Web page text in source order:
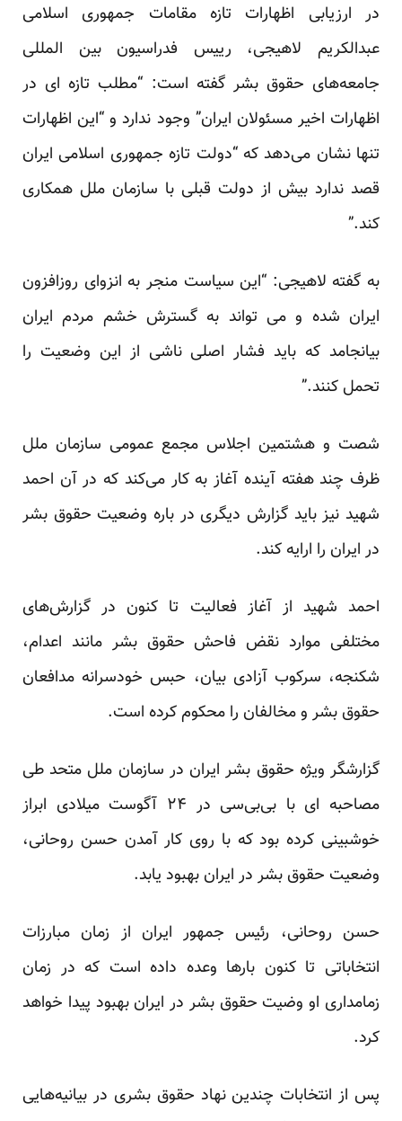
در ارزیابی اظهارات تازه مقامات جمهوری اسلامی
عبدالکریم لاهیجی، رییس فدراسیون بین المللی
جامعه‌های حقوق بشر گفته است: “مطلب تازه ای در
اظهارات اخیر مسئولان ایران” وجود ندارد و “این اظهارات
تنها نشان می‌دهد که “دولت تازه جمهوری اسلامی ایران
قصد ندارد بیش از دولت قبلی با سازمان ملل همکاری
کند.”
به گفته لاهیجی: “این سیاست منجر به انزوای روزافزون
ایران شده و می تواند به گسترش خشم مردم ایران
بیانجامد که باید فشار اصلی ناشی از این وضعیت را
تحمل کنند.”
شصت و هشتمین اجلاس مجمع عمومی سازمان ملل
ظرف چند هفته آینده آغاز به کار می‌کند که در آن احمد
شهید نیز باید گزارش دیگری در باره وضعیت حقوق بشر
در ایران را ارایه کند.
احمد شهید از آغاز فعالیت تا کنون در گزارش‌های
مختلفی موارد نقض فاحش حقوق بشر مانند اعدام،
شکنجه، سرکوب آزادی بیان، حبس خودسرانه مدافعان
حقوق بشر و مخالفان را محکوم کرده است.
گزارشگر ویژه حقوق بشر ایران در سازمان ملل متحد طی
مصاحبه‌ ای با بی‌بی‌سی در ۲۴ آگوست میلادی ابراز
خوشبینی کرده بود که با روی کار آمدن حسن روحانی،
وضعیت حقوق بشر در ایران بهبود یابد.
حسن روحانی، رئیس جمهور ایران از زمان مبارزات
انتخاباتی تا کنون بارها وعده داده است که در زمان
زمامداری او وضیت حقوق بشر در ایران بهبود پیدا خواهد
کرد.
پس از انتخابات چندین نهاد حقوق بشری در بیانیه‌هایی